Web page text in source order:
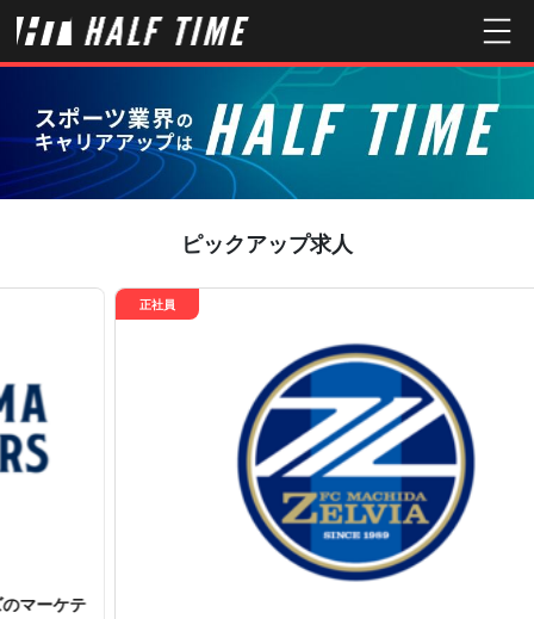
ピックアップ求人